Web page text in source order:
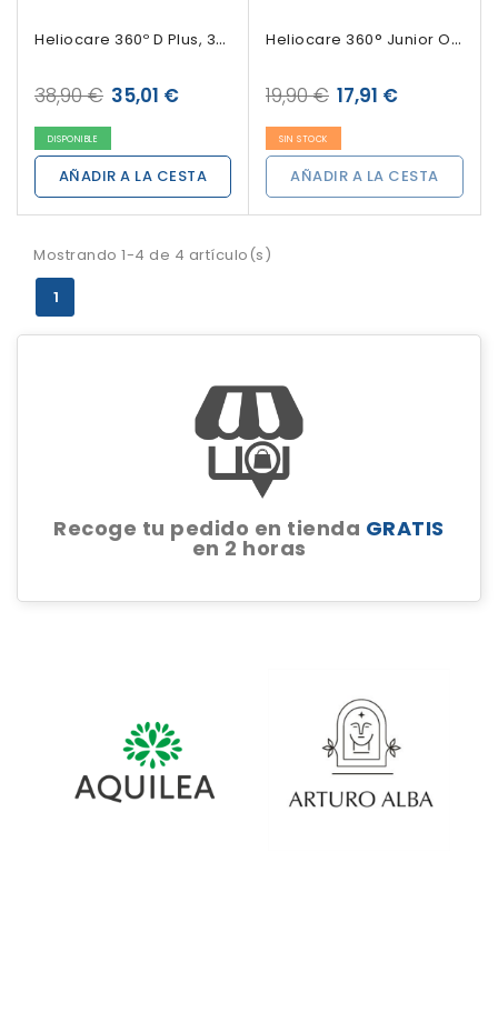
Heliocare 360º D Plus, 30 Cápsulas
38,90 € 35,01 €
DISPONIBLE
AÑADIR A LA CESTA
Heliocare 360° Junior Oral Sticks, 20 Sobres
19,90 € 17,91 €
SIN STOCK
AÑADIR A LA CESTA
Mostrando 1-4 de 4 artículo(s)
1
Recoge tu pedido en tienda GRATIS
en 2 horas